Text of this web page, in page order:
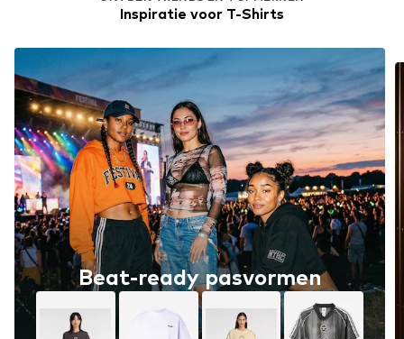
Inspiratie voor T-Shirts
Beat-ready pasvormen